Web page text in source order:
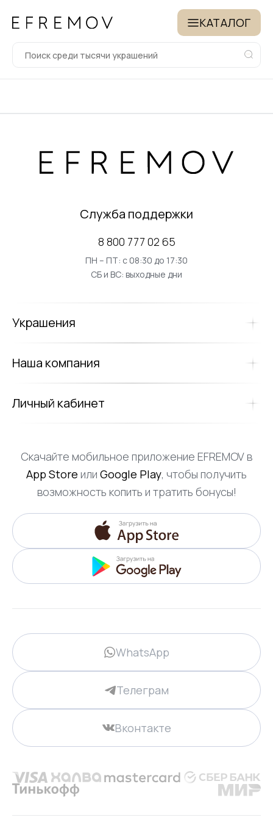
КАТАЛОГ
Служба поддержки
8 800 777 02 65
ПН – ПТ: с 08:30 до 17:30
СБ и ВС: выходные дни
Украшения
Наша компания
Личный кабинет
Скачайте мобильное приложение EFREMOV в
App Store или Google Play, чтобы получить
возможность копить и тратить бонусы!
WhatsApp
Телеграм
Вконтакте